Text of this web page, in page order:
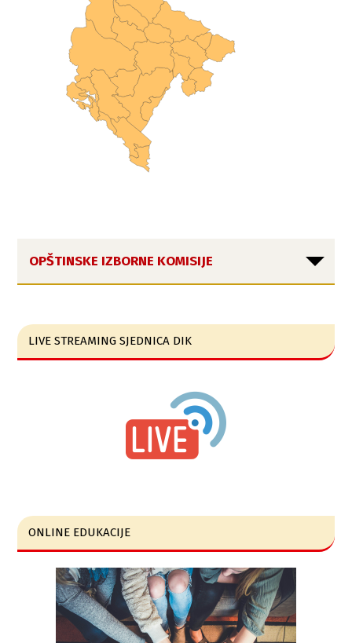
OPŠTINSKE IZBORNE KOMISIJE
LIVE STREAMING SJEDNICA DIK
ONLINE EDUKACIJE